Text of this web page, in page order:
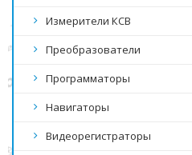
Измерители КСВ
Преобразователи
Программаторы
Навигаторы
Видеорегистраторы